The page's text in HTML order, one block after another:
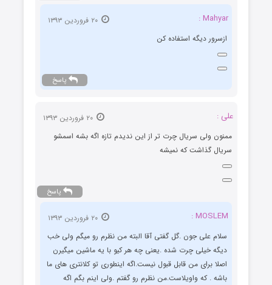
Mahyar :
ازسرور دیگه استفاده کن
پاسخ
علی :
ممنون ولی سریال چرت تر از این ندیدم تازه اگه بشه اسمشو
سریال گذاشت که نمیشه
پاسخ
MOSLEM :
سلام علی جون .گل گفتی آقا البته من نظرم رو میگم ولی خب
دیگه خیلی چرت شده .یعنی چه هر کیو با یه ماشین میگیرن
اصلا برای من قابل قبول نیست.اگه اینطوری تو کلانتری های ما
باشه . که واویلاست.من نظرم رو گفتم .ولی اینم بگم اگه